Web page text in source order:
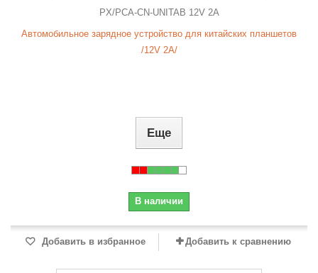
PX/PCA-CN-UNITAB 12V 2A
Автомобильное зарядное устройство для китайских планшетов
/12V 2A/
Еще
В наличии
Добавить в избранное Добавить к сравнению